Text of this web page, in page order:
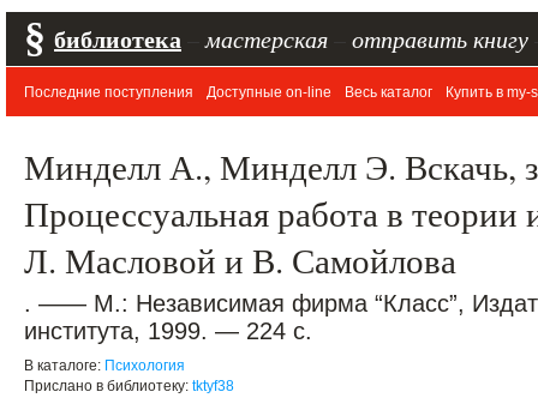
§ библиотека мастерская отправить книгу
Последние поступления Доступные on-line Весь каталог Купить в my-
Минделл А., Минделл Э. Вскачь,
Процессуальная работа в теории
Л. Масловой и В. Самойлова
. —— М.: Независимая фирма “Класс”,
института, 1999. — 224 с.
В каталоге: Психология
Прислано в библиотеку: tktyf38